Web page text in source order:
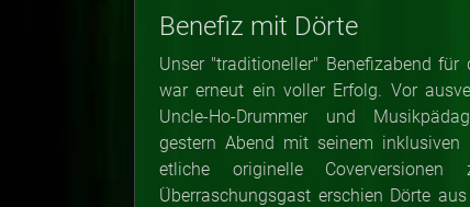
Benefiz mit Dörte
Unser "traditioneller" Benefizabend für
war erneut ein voller Erfolg. Vor
Uncle-Ho-Drummer und
gestern Abend mit seinem inklusiven
etliche originelle
Überraschungsgast erschien Dörte